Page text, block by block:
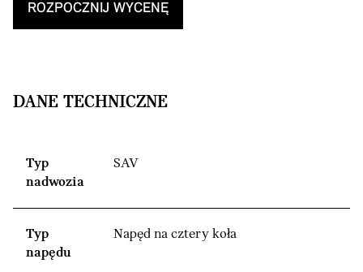
ROZPOCZNIJ WYCENĘ
DANE TECHNICZNE
Typ
nadwozia
SAV
Typ
napędu
Napęd na cztery koła